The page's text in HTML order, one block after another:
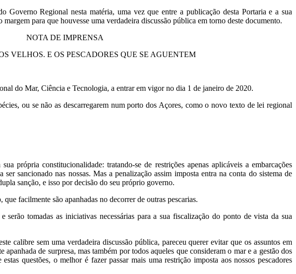
Governo Regional nesta matéria, uma vez que entre a publicação desta Portaria e a sua
para que houvesse uma verdadeira discussão pública em torno deste documento.
NOTA DE IMPRENSA
VELHOS. E OS PESCADORES QUE SE AGUENTEM
do Mar, Ciência e Tecnologia, a entrar em vigor no dia 1 de janeiro de 2020.
ou se não as descarregarem num porto dos Açores, como o novo texto de lei regional
própria constitucionalidade: tratando-se de restrições apenas aplicáveis a embarcações
sancionado nas nossas. Mas a penalização assim imposta entra na conta do sistema de
sanção, e isso por decisão do seu próprio governo.
facilmente são apanhadas no decorrer de outras pescarias.
tomadas as iniciativas necessárias para a sua fiscalização do ponto de vista da sua
calibre sem uma verdadeira discussão pública, pareceu querer evitar que os assuntos em
de surpresa, mas também por todos aqueles que consideram o mar e a gestão dos
questões, o melhor é fazer passar mais uma restrição imposta aos nossos pescadores